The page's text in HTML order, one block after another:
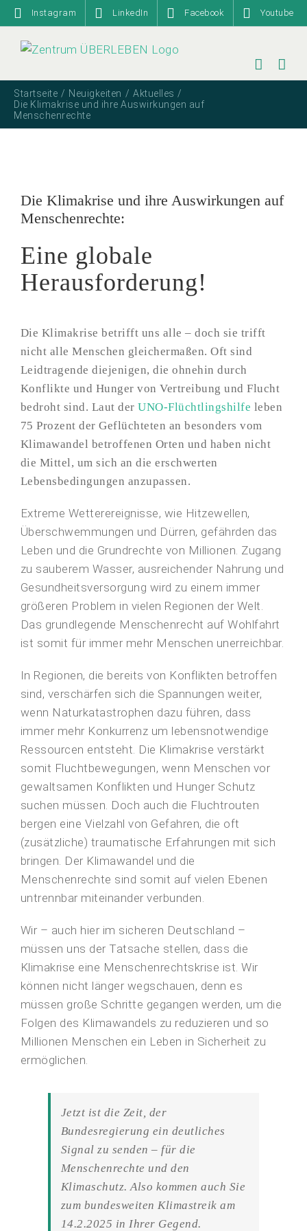
Zum
Inhalt
springen
Instagram LinkedIn Facebook Youtube
Startseite Neuigkeiten
Aktuelles
Die Klimakrise und ihre Auswirkungen auf
Menschenrechte
Die Klimakrise und ihre Auswirkungen auf
Menschenrechte:
Eine globale
Herausforderung!
Die Klimakrise betrifft uns alle – doch sie trifft
nicht alle Menschen gleichermaßen. Oft sind
Leidtragende diejenigen, die ohnehin durch
Konflikte und Hunger von Vertreibung und Flucht
bedroht sind. Laut derUNO-Flüchtlingshilfe leben
75 Prozent der Geflüchteten an besonders vom
Klimawandel betroffenen Orten und haben nicht
die Mittel, um sich an die erschwerten
Lebensbedingungen anzupassen.
Extreme Wetterereignisse, wie Hitzewellen,
Überschwemmungen und Dürren, gefährden das
Leben und die Grundrechte von Millionen. Zugang
zu sauberem Wasser, ausreichender Nahrung und
Gesundheitsversorgung wird zu einem immer
größeren Problem in vielen Regionen der Welt.
Das grundlegende Menschenrecht auf Wohlfahrt
ist somit für immer mehr Menschen unerreichbar.
In Regionen, die bereits von Konflikten betroffen
sind, verschärfen sich die Spannungen weiter,
wenn Naturkatastrophen dazu führen, dass
immer mehr Konkurrenz um lebensnotwendige
Ressourcen entsteht. Die Klimakrise verstärkt
somit Fluchtbewegungen, wenn Menschen vor
gewaltsamen Konflikten und Hunger Schutz
suchen müssen. Doch auch die Fluchtrouten
bergen eine Vielzahl von Gefahren, die oft
(zusätzliche) traumatische Erfahrungen mit sich
bringen. Der Klimawandel und die
Menschenrechte sind somit auf vielen Ebenen
untrennbar miteinander verbunden.
Wir – auch hier im sicheren Deutschland –
müssen uns der Tatsache stellen, dass die
Klimakrise eine Menschenrechtskrise ist. Wir
können nicht länger wegschauen, denn es
müssen große Schritte gegangen werden, um die
Folgen des Klimawandels zu reduzieren und so
Millionen Menschen ein Leben in Sicherheit zu
ermöglichen.
Jetzt ist die Zeit, der
Bundesregierung ein deutliches
Signal zu senden – für die
Menschenrechte und den
Klimaschutz. Also kommen auch Sie
zum bundesweiten Klimastreik am
14.2.2025 in Ihrer Gegend.